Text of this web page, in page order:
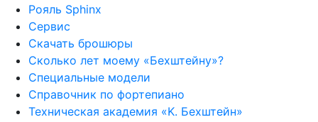
Рояль Sphinx
Сервис
Скачать брошюры
Сколько лет моему «Бехштейну»?
Специальные модели
Справочник по фортепиано
Техническая академия «K. Бехштейн»